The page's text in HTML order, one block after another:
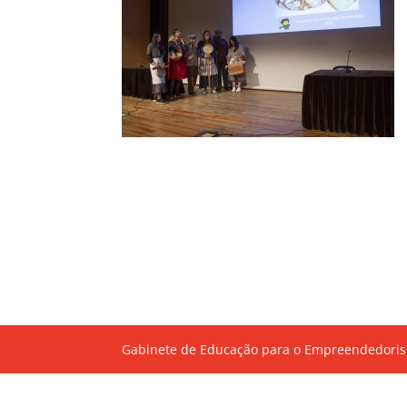
Gabinete de Educação para o